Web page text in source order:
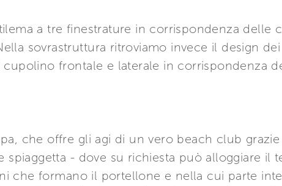
a tre finestrature in corrispondenza delle
sovrastruttura ritroviamo invece il design
frontale e laterale in corrispondenza
che offre gli agi di un vero beach club
- dove su richiesta può alloggiare il
che formano il portellone e nella cui parte